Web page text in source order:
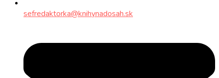
sefredaktorka@knihynadosah.sk